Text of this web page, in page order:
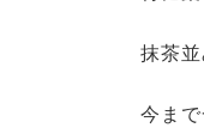
抹茶並
今ま